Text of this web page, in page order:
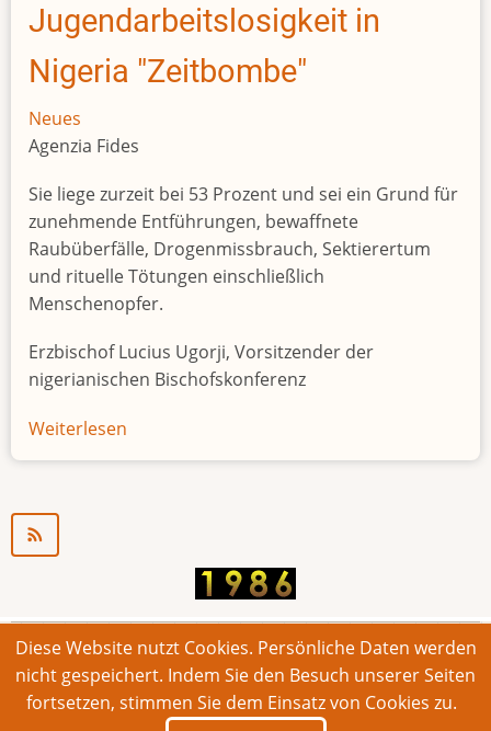
Jugendarbeitslosigkeit in
Nigeria "Zeitbombe"
Neues
Agenzia Fides
Sie liege zurzeit bei 53 Prozent und sei ein Grund für
zunehmende Entführungen, bewaffnete
Raubüberfälle, Drogenmissbrauch, Sektierertum
und rituelle Tötungen einschließlich
Menschenopfer.
Erzbischof Lucius Ugorji, Vorsitzender der
nigerianischen Bischofskonferenz
Weiterlesen
Jugendarbeitslosigkeit
© 2026 Bonner Aufruf. Alle Rechte vorbehalten.
Footer
Impressum Kontakt Intern
Diese Website nutzt Cookies. Persönliche Daten werden
nicht gespeichert. Indem Sie den Besuch unserer Seiten
fortsetzen, stimmen Sie dem Einsatz von Cookies zu.